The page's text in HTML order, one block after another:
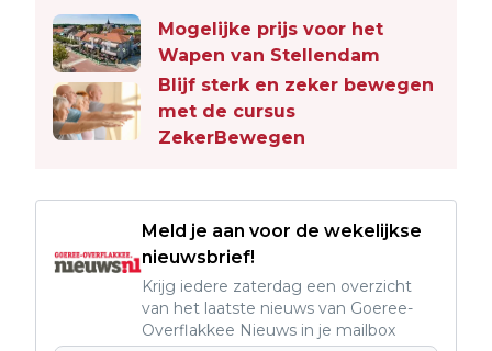
Mogelijke prijs voor het
Wapen van Stellendam
Blijf sterk en zeker bewegen
met de cursus
ZekerBewegen
Meld je aan voor de wekelijkse
nieuwsbrief!
Krijg iedere zaterdag een overzicht
van het laatste nieuws van Goeree-
Overflakkee Nieuws in je mailbox